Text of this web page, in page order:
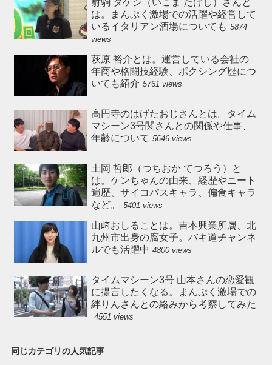
射駒 タケシ（いこま たけし）さんと
は。まんぷく激場での活躍や経営して
いるイタリアン酒場についても 5874
views
萩原 裕介とは。運営している会社の
年商や格闘技経験、ボクシング歴につ
いても紹介 5761 views
高円寺のはげたおじさんとは。タイム
マシーン3号関さんとの関係や仕事、
年齢について 5646 views
土岡 哲郎（つちおか てつろう）と
は。ケンちゃんの由来、経歴やニート
遍歴、サイコパスキャラ、偏食キャラ
など。
5401 views
山﨑おしることは。吉本興業所属、北
九州市出身の腐女子。バキ道チャンネ
ルでも活躍中 4800 views
タイムマシーン3号 山本さんの恋愛観
に提言したくなる。まんぷく激場での
絆りんさんとの絡みから考察してみた
4551 views
同じカテゴリの人気記事